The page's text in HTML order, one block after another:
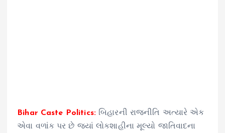
Bihar Caste Politics: બિહારની રાજનીતિ અત્યારે એક
એવા વળાંક પર છે જ્યાં લોકશાહીના મૂલ્યો જાતિવાદના